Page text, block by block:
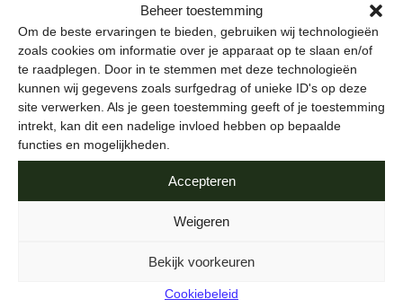
Beheer toestemming
Om de beste ervaringen te bieden, gebruiken wij technologieën
zoals cookies om informatie over je apparaat op te slaan en/of
te raadplegen. Door in te stemmen met deze technologieën
kunnen wij gegevens zoals surfgedrag of unieke ID's op deze
site verwerken. Als je geen toestemming geeft of je toestemming
intrekt, kan dit een nadelige invloed hebben op bepaalde
functies en mogelijkheden.
Accepteren
Weigeren
Bekijk voorkeuren
Cookiebeleid
Bokashi is dus een makkelijke, snelle en geurloze
manier om je afval te composteren.
Bestel hier met korting